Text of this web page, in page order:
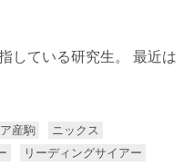
している研究生。 最近は
産駒
ニックス
リーディングサイアー